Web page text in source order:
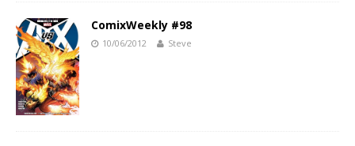
ComixWeekly #98
10/06/2012 Steve